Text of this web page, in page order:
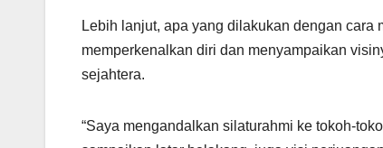
Lebih lanjut, apa yang dilakukan dengan cara
memperkenalkan diri dan menyampaikan
sejahtera.
“Saya mengandalkan silaturahmi ke tokoh-